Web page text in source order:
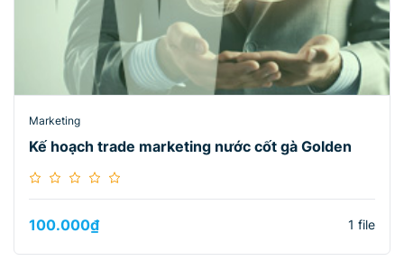
Marketing
Kế hoạch trade marketing nước cốt gà Golden
100.000₫ 1 file